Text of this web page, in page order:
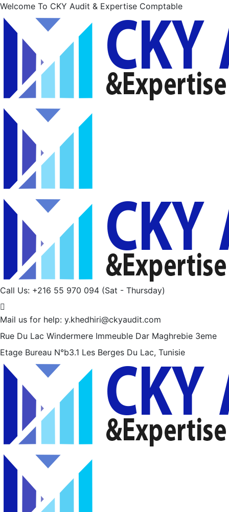
Welcome To CKY Audit & Expertise Comptable
Call Us: +216 55 970 094 (Sat - Thursday)
Mail us for help: y.khedhiri@ckyaudit.com
Rue Du Lac Windermere Immeuble Dar Maghrebie 3eme
Etage Bureau N°b3.1 Les Berges Du Lac, Tunisie